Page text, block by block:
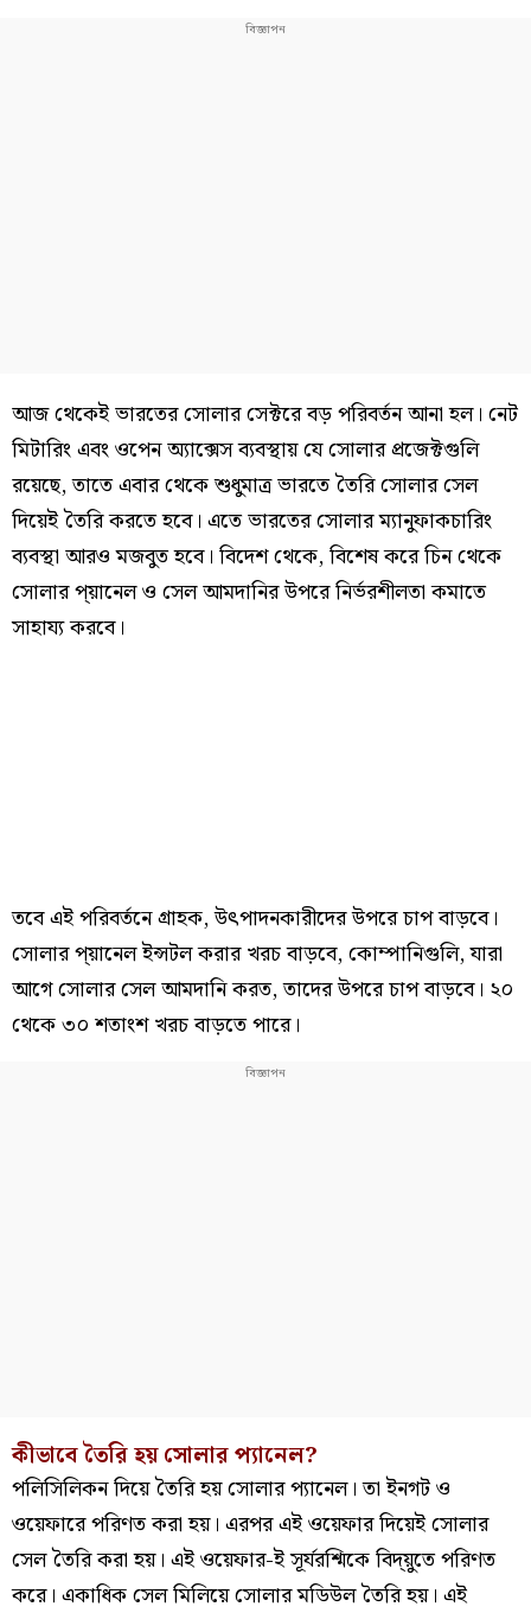
আজ থেকেই ভারতের সোলার সেক্টরে বড় পরিবর্তন আনা হল। নেট
মিটারিং এবং ওপেন অ্যাক্সেস ব্যবস্থায় যে সোলার প্রজেক্টগুলি
রয়েছে, তাতে এবার থেকে শুধুমাত্র ভারতে তৈরি সোলার সেল
দিয়েই তৈরি করতে হবে। এতে ভারতের সোলার ম্যানুফাকচারিং
ব্যবস্থা আরও মজবুত হবে। বিদেশ থেকে, বিশেষ করে চিন থেকে
সোলার প্য়ানেল ও সেল আমদানির উপরে নির্ভরশীলতা কমাতে
সাহায্য করবে।
তবে এই পরিবর্তনে গ্রাহক, উৎপাদনকারীদের উপরে চাপ বাড়বে।
সোলার প্য়ানেল ইন্সটল করার খরচ বাড়বে, কোম্পানিগুলি, যারা
আগে সোলার সেল আমদানি করত, তাদের উপরে চাপ বাড়বে। ২০
থেকে ৩০ শতাংশ খরচ বাড়তে পারে।
কীভাবে তৈরি হয় সোলার প্যানেল?
পলিসিলিকন দিয়ে তৈরি হয় সোলার প্যানেল। তা ইনগট ও
ওয়েফারে পরিণত করা হয়। এরপর এই ওয়েফার দিয়েই সোলার
সেল তৈরি করা হয়। এই ওয়েফার-ই সূর্যরশ্মিকে বিদ্য়ুতে পরিণত
করে। একাধিক সেল মিলিয়ে সোলার মডিউল তৈরি হয়। এই